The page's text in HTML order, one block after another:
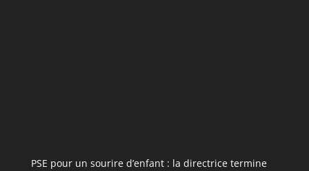
PSE pour un sourire d’enfant : la directrice termine